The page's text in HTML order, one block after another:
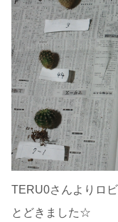
TERU0さんよりロ
とどきました☆